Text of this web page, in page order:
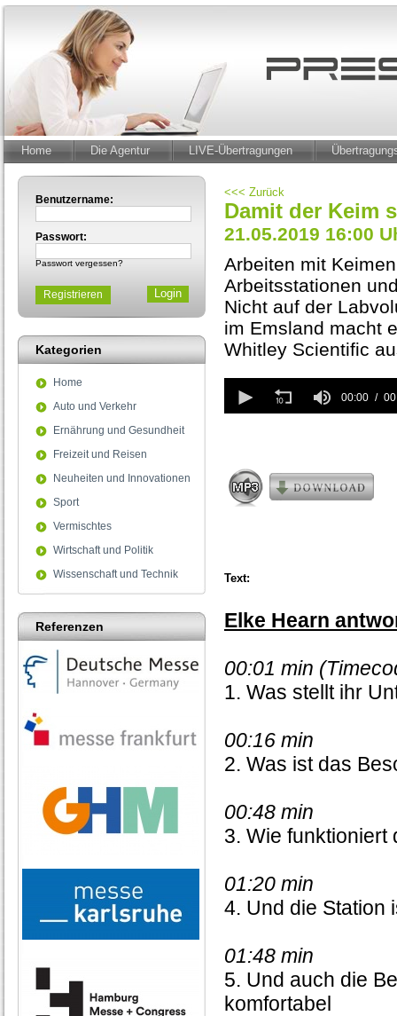
Home Die Agentur LIVE-Übertragungen
Benutzername:
Passwort:
Passwort vergessen?
Registrieren
Kategorien
Home
Auto und Verkehr
Ernährung und Gesundheit
Freizeit und Reisen
Neuheiten und Innovationen
Sport
Vermischtes
Wirtschaft und Politik
Wissenschaft und Technik
Referenzen
<<< Zurück
Damit der Keim
21.05.2019 16:00
Arbeiten mit
Arbeitsstationen
Nicht auf der
im Emsland macht
Whitley Scientific
seconds
of
00:00
Text:
Elke Hearn
00:01 min
1. Was stellt ihr
00:16 min
2. Was ist das
00:48 min
3. Wie
01:20 min
4. Und die Station
01:48 min
5. Und auch die
komfortabel